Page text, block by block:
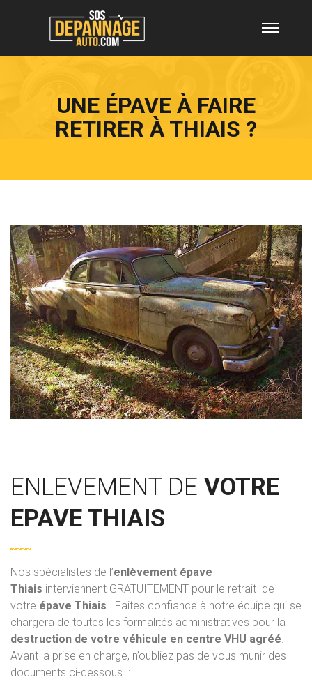
UNE ÉPAVE À FAIRE
RETIRER À THIAIS ?
ENLEVEMENT DE VOTRE
EPAVE THIAIS
Nos spécialistes de l’enlèvement épave
Thiais interviennent GRATUITEMENT pour le retrait de
votre épave Thiais . Faites confiance à notre équipe qui se
chargera de toutes les formalités administratives pour la
destruction de votre véhicule en centre VHU agréé.
Avant la prise en charge, n’oubliez pas de vous munir des
documents ci-dessous :